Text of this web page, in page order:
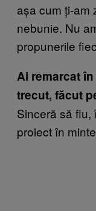
așa cum ți-am
nebunie. Nu
propunerile
Ai remarcat
trecut, făcut
Sinceră să fiu,
proiect în